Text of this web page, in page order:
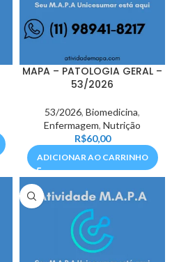
MAPA – PATOLOGIA GERAL –
53/2026
53/2026, Biomedicina,
Enfermagem, Nutrição
R$60,00
ADICIONAR AO CARRINHO